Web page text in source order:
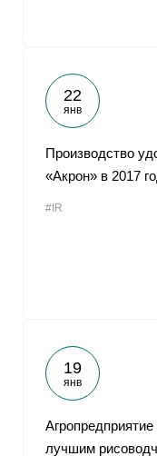
22
янв
Производство
«Акрон» в 2017
#IR
19
янв
лучшим